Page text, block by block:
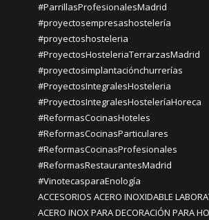
#ParrillasProfesionalesMadrid
#proyectosempresashostelería
#proyectoshosteleria
#ProyectosHosteleriaTerrarzasMadrid
#proyectosimplantaciónchurrerías
#ProyectosIntegralesHosteleria
#ProyectosIntegralesHosteleríaHoreca
#ReformasCocinasHoteles
#ReformasCocinasParticulares
#ReformasCocinasProfesionales
#ReformasRestaurantesMadrid
#VinotecasparaEnología
ACCESORIOS ACERO INOXIDABLE
ACERO INOX PARA DECORACIÓN PARA